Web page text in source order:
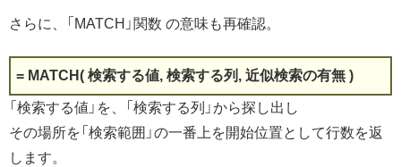
さらに、「MATCH」関数 の意味も再確認。
= MATCH( 検索する値, 検索する列, 近似検索の有無 )
「検索する値」を、「検索する列」から探し出し
その場所を「検索範囲」の一番上を開始位置として行数を返
します。